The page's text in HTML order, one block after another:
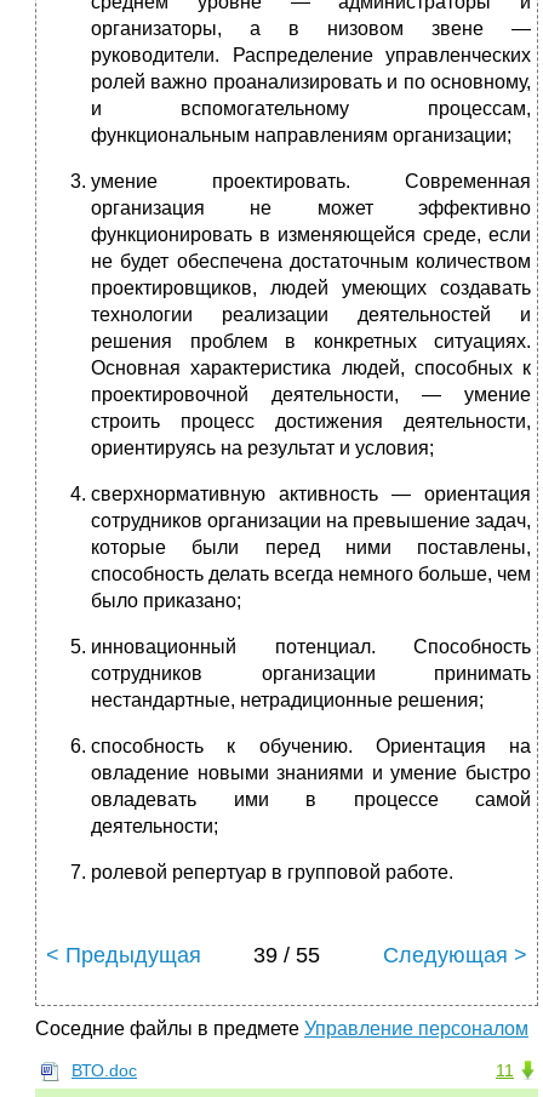
организаторы, а в низовом звене —
руководители. Распределение управленческих
ролей важно проанализировать и по основному,
и вспомогательному процессам,
функциональным направлениям организации;
умение проектировать. Современная
организация не может эффективно
функционировать в изменяющейся среде, если
не будет обеспечена достаточным количеством
проектировщиков, людей умеющих создавать
технологии реализации деятельностей и
решения проблем в конкретных ситуациях.
Основная характеристика людей, способных к
проектировочной деятельности, — умение
строить процесс достижения деятельности,
ориентируясь на результат и условия;
сверхнормативную активность — ориентация
сотрудников организации на превышение задач,
которые были перед ними поставлены,
способность делать всегда немного больше, чем
было приказано;
инновационный потенциал. Способность
сотрудников организации принимать
нестандартные, нетрадиционные решения;
способность к обучению. Ориентация на
овладение новыми знаниями и умение быстро
овладевать ими в процессе самой
деятельности;
ролевой репертуар в групповой работе.
< Предыдущая 39 / 55 Следующая >
Соседние файлы в предмете Управление персоналом
11
ВТО.doc